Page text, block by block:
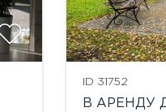
ID 31752
В АРЕНДУ